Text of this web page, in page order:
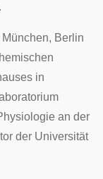
.
Berlin
in
an der
der Universität